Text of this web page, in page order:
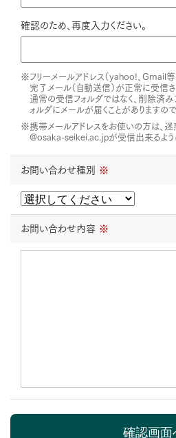
確認のため、再度入力ください。
※フリーメールアドレス（yahoo!、Gmail
完了メール（自動送信）が正常に受信
通常の受信フォルダではなく、削除済み
ォルダにメールが届くことがありますの
※携帯メールアドレスをお使いの方は、迷
@osaka-seikei.ac.jpが受信出来るよう
お問い合わせ種別 ※
お問い合わせ内容 ※